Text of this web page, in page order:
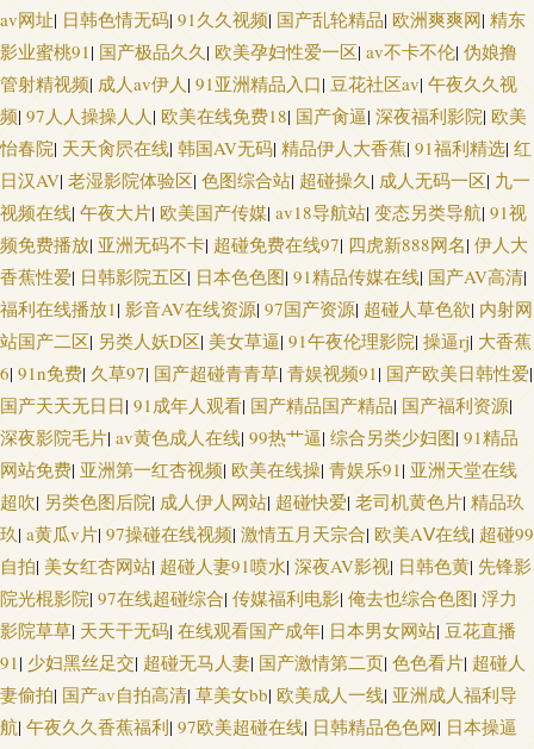
av网址| 日韩色情无码| 91久久视频| 国产乱轮精品| 欧洲爽爽网| 精东
影业蜜桃91| 国产极品久久| 欧美孕妇性爱一区| av不卡不伦| 伪娘撸
管射精视频| 成人av伊人| 91亚洲精品入口| 豆花社区av| 午夜久久视
频| 97人人操操人人| 欧美在线免费18| 国产肏逼| 深夜福利影院| 欧美
怡春院| 天天肏屄在线| 韩国AV无码| 精品伊人大香蕉| 91福利精选| 红
日汉AV| 老湿影院体验区| 色图综合站| 超碰操久| 成人无码一区| 九一
视频在线| 午夜大片| 欧美国产传媒| av18导航站| 变态另类导航| 91视
频免费播放| 亚洲无码不卡| 超碰免费在线97| 四虎新888网名| 伊人大
香蕉性爱| 日韩影院五区| 日本色色图| 91精品传媒在线| 国产AV高清|
福利在线播放1| 影音AV在线资源| 97国产资源| 超碰人草色欲| 内射网
站国产二区| 另类人妖D区| 美女草逼| 91午夜伦理影院| 操逼rj| 大香蕉
6| 91n免费| 久草97| 国产超碰青青草| 青娱视频91| 国产欧美日韩性爱|
国产天天无日日| 91成年人观看| 国产精品国产精品| 国产福利资源|
深夜影院毛片| av黄色成人在线| 99热艹逼| 综合另类少妇图| 91精品
网站免费| 亚洲第一红杏视频| 欧美在线操| 青娱乐91| 亚洲天堂在线
超吹| 另类色图后院| 成人伊人网站| 超碰快爱| 老司机黄色片| 精品玖
玖| a黄瓜v片| 97操碰在线视频| 激情五月天宗合| 欧美AⅤ在线| 超碰99
自拍| 美女红杏网站| 超碰人妻91喷水| 深夜AV影视| 日韩色黄| 先锋影
院光棍影院| 97在线超碰综合| 传媒福利电影| 俺去也综合色图| 浮力
影院草草| 天天干无码| 在线观看国产成年| 日本男女网站| 豆花直播
91| 少妇黑丝足交| 超碰无马人妻| 国产激情第二页| 色色看片| 超碰人
妻偷拍| 国产av自拍高清| 草美女bb| 欧美成人一线| 亚洲成人福利导
航| 午夜久久香蕉福利| 97欧美超碰在线| 日韩精品色色网| 日本操逼